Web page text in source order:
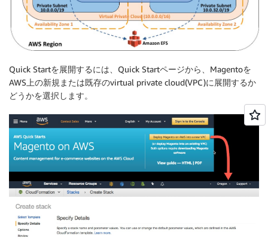
Quick Startを展開するには、Quick Startページから、Magentoを
AWS上の新規または既存のvirtual private cloud(VPC)に展開するか
どうかを選択します。